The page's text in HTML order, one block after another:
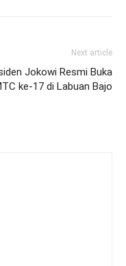
Next article
Jokowi Resmi Buka
ke-17 di Labuan Bajo